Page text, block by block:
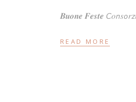
𝑩𝒖𝒐𝒏𝒆 𝑭𝒆𝒔𝒕𝒆
READ MORE